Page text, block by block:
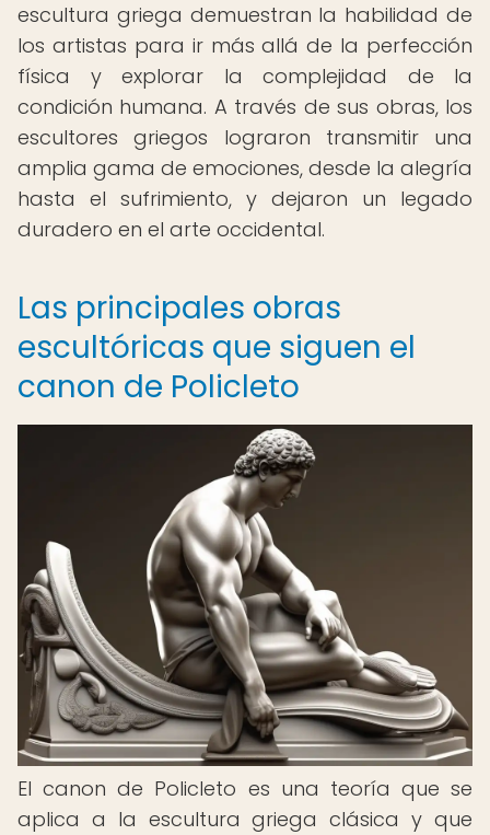
escultura griega demuestran la habilidad de
los artistas para ir más allá de la perfección
física y explorar la complejidad de la
condición humana. A través de sus obras, los
escultores griegos lograron transmitir una
amplia gama de emociones, desde la alegría
hasta el sufrimiento, y dejaron un legado
duradero en el arte occidental.
Las principales obras
escultóricas que siguen el
canon de Policleto
El canon de Policleto es una teoría que se
aplica a la escultura griega clásica y que